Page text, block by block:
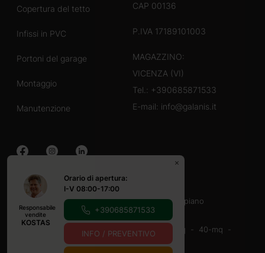
Copertura del tetto
Infissi in PVC
Portoni del garage
Montaggio
Manutenzione
CAP 00136
P.IVA 17189101003
MAGAZZINO:
VICENZA (VI)
Tel.: +390685871533
E-mail: info@galanis.it
Case in legno
40-60 mq
60-80 mq Con veranda
un piano
Casette in legno
20-mq 20-30 mq 30-40 mq
40-mq
Con veranda
Responsabile
vendite
KOSTAS
Orario di apertura:
I-V 08:00-17:00
+390685871533
INFO / PREVENTIVO